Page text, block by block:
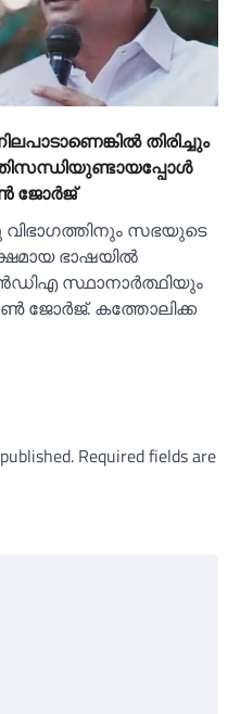
തിരിച്ചും
ജോ‌ർജ്
സഭയുടെ
ഭാഷയില്‍
സ്ഥാനാർത്ഥിയും
ജോ‌ർജ്. കത്തോലിക്ക
Required fields are